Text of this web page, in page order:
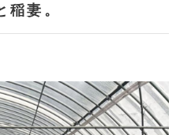
稲妻。